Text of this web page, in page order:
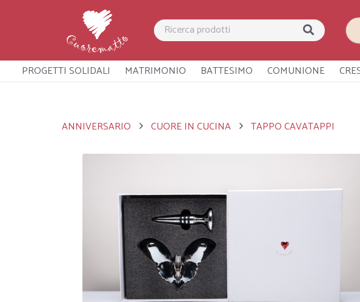
PROGETTI SOLIDALI MATRIMONIO BATTESIMO COMUNIONE
ANNIVERSARIO CUORE IN CUCINA TAPPO CAVATAPPI